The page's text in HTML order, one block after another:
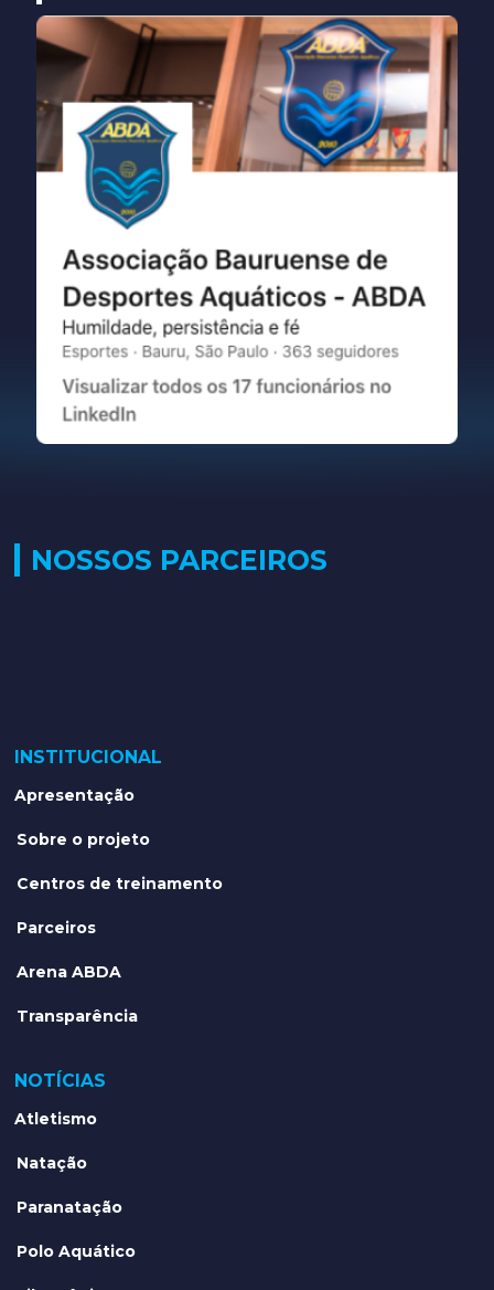
NOSSOS PARCEIROS
INSTITUCIONAL
Apresentação
Sobre o projeto
Centros de treinamento
Parceiros
Arena ABDA
Transparência
NOTÍCIAS
Atletismo
Natação
Paranatação
Polo Aquático